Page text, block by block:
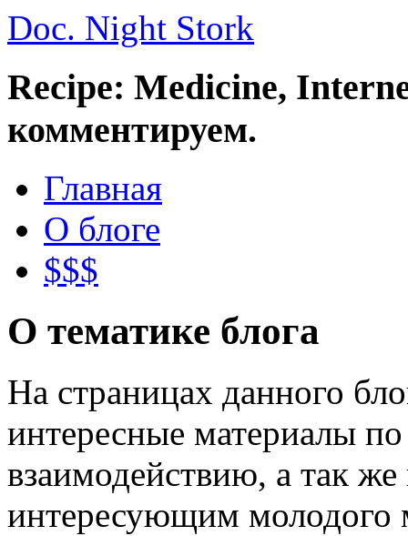
Doc. Night Stork
Recipe: Medicine,
комментируем.
Главная
О блоге
$$$
О тематике блога
На страницах данного
интересные материалы
взаимодействию, а так
интересующим молодого